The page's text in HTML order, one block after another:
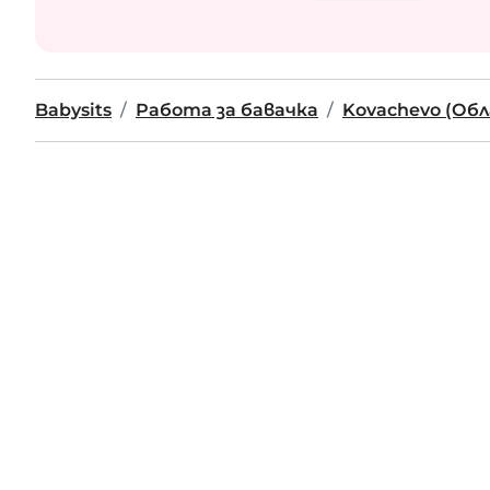
Babysits Работа за бавачка Kovachevo